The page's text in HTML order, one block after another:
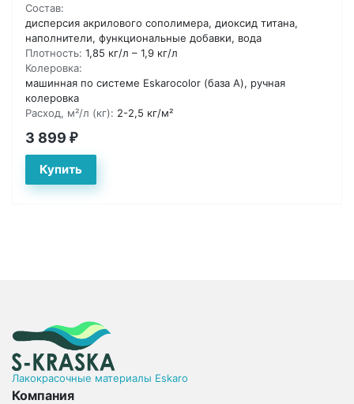
Состав:
дисперсия акрилового сополимера, диоксид титана,
наполнители, функциональные добавки, вода
Плотность: 1,85 кг/л – 1,9 кг/л
Колеровка:
машинная по системе Eskarocolor (база А), ручная
колеровка
Расход, м²/л (кг): 2-2,5 кг/м²
3 899 ₽
Лакокрасочные материалы Eskaro
Компания